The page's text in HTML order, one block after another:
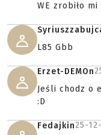
WE zrobiło
L85 Gbb
Erzet-DEMOn
Jeśli chodz o
:D
Fedajkin25-